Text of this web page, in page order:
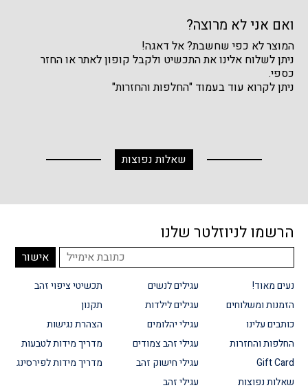
ואם אני לא מרוצה?
המוצר לא כפי שחשבת? אל דאגה!
ניתן לשלוח אלינו את התכשיט ולקבל קופון לאתר או החזר
כספי.
ניתן לקרוא עוד בעמוד "החלפות והחזרות"
שאלות נפוצות
הרשמו לניוזלטר שלנו
נעים מאוד!
הזמנות ומשלוחים
כותבים עלינו
החלפות והחזרות
Gift Card
שאלות נפוצות
עגילים לנשים
עגילים לילדות
עגילי יהלומים
עגילי זהב צמודים
עגילי חישוק זהב
עגילי זהב
תכשיטי ציפוי זהב
תקנון
הצהרת נגישות
מדריך מידות לטבעות
מדריך מידות לפירסינג